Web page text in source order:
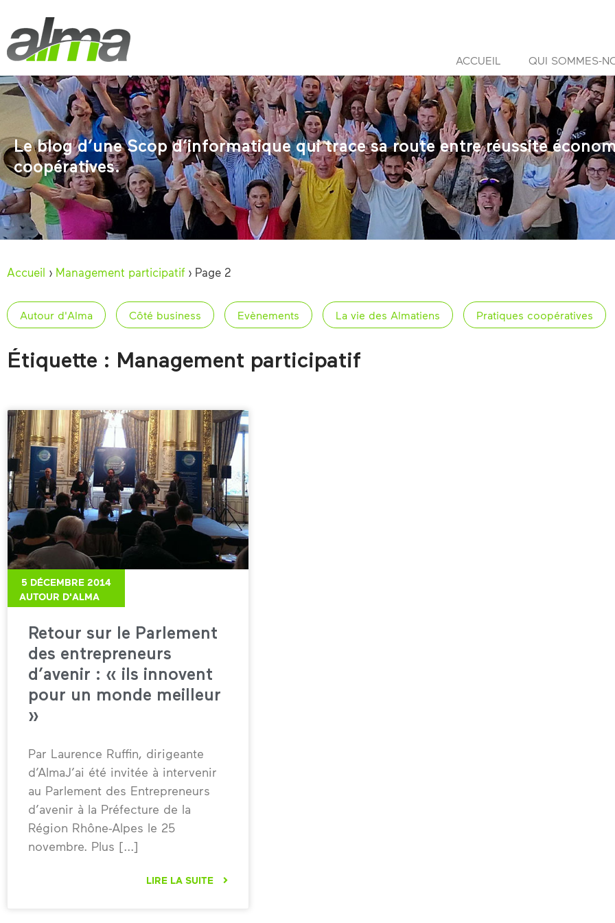
ACCUEIL QUI SOMMES-
Le blog d’une Scop d’informatique qui trace sa route entre réussite
coopératives.
Accueil › Management participatif› Page 2
Autour d'Alma Côté business Evènements La vie des Almatiens Pratiques coopératives
Étiquette : Management participatif
AUTOUR D'ALMA
Retour sur le Parlement
des entrepreneurs
d’avenir : « ils innovent
pour un monde meilleur
»
Par Laurence Ruffin, dirigeante
d’AlmaJ’ai été invitée à intervenir
au Parlement des Entrepreneurs
d’avenir à la Préfecture de la
Région Rhône-Alpes le 25
novembre. Plus
LIRE LA SUITE
5 DÉCEMBRE 2014